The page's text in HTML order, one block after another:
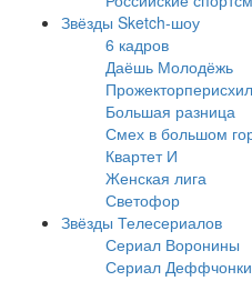
Звёзды Sketch-шоу
6 кадров
Даёшь Молодёжь
Большая разница
Смех в большом
Квартет И
Женская лига
Светофор
Звёзды Телесериалов
Сериал Воронины
Сериал Деффчонки